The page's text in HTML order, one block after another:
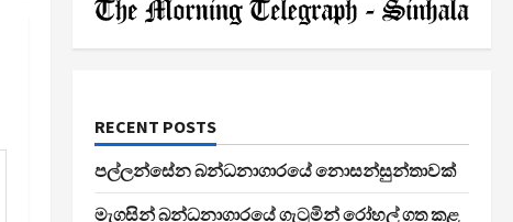
RECENT POSTS
පල්ලන්සේන බන්ධනාගාරයේ නොසන්සුන්තාවක්
මැගසින් බන්ධනාගාරයේ ගැටුමින් රෝහල් ගත කළ